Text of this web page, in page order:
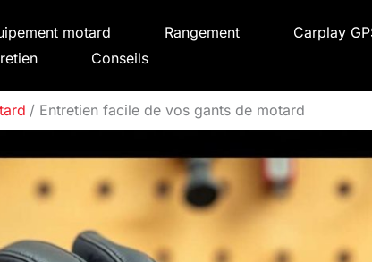
motard Rangement Carplay
Conseils
Entretien facile de vos gants de motard